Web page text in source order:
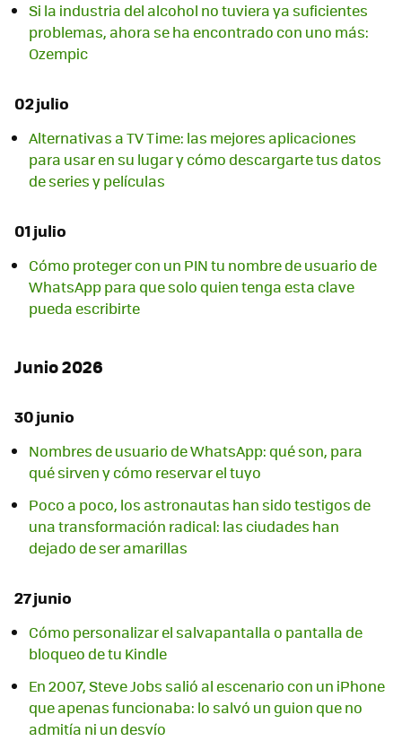
Si la industria del alcohol no tuviera ya suficientes
problemas, ahora se ha encontrado con uno más:
Ozempic
02 julio
Alternativas a TV Time: las mejores aplicaciones
para usar en su lugar y cómo descargarte tus datos
de series y películas
01 julio
Cómo proteger con un PIN tu nombre de usuario de
WhatsApp para que solo quien tenga esta clave
pueda escribirte
Junio 2026
30 junio
Nombres de usuario de WhatsApp: qué son, para
qué sirven y cómo reservar el tuyo
Poco a poco, los astronautas han sido testigos de
una transformación radical: las ciudades han
dejado de ser amarillas
27 junio
Cómo personalizar el salvapantalla o pantalla de
bloqueo de tu Kindle
En 2007, Steve Jobs salió al escenario con un iPhone
que apenas funcionaba: lo salvó un guion que no
admitía ni un desvío